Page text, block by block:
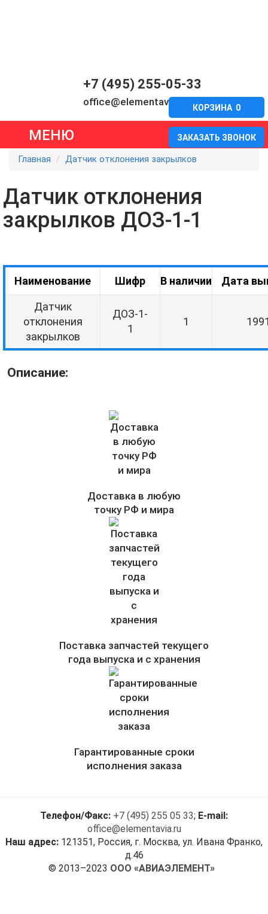
+7 (495) 255-05-33
office@elementavia.ru
ЗАКАЗАТЬ ЗВОНОК
КОРЗИНА 0
МЕНЮ
Главная Датчик отклонения закрылков
Датчик отклонения
закрылков ДОЗ-1-1
Наименование Шифр В наличии Дата
Датчик
отклонения
закрылков
ДОЗ-1-
1
1
Описание:
Доставка в любую
точку РФ и мира
Поставка запчастей текущего
года выпуска и с хранения
Гарантированные сроки
исполнения заказа
Телефон/Факс: +7 (495) 255 05 33; E-mail:
office@elementavia.ru
Наш адрес: 121351, Россия, г. Москва, ул. Ивана Франко,
д.46
© 2013–2023 ООО «АВИАЭЛЕМЕНТ»